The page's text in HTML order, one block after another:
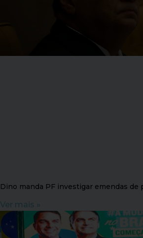
Dino manda PF investigar emendas de
Ver mais »